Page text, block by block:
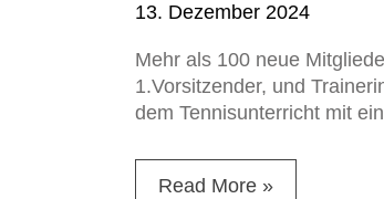
13. Dezember 2024
Mehr als 100 neue
1.Vorsitzender, und
dem Tennisunterricht mit
Read More »